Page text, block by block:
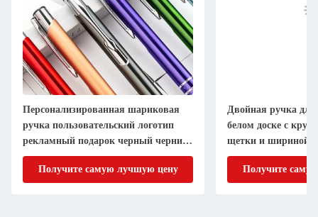
Персонализированная шариковая
ручка пользовательский логотип
рекламный подарок черный чернила
канцелярские принадлежности
Получите самую лучшую цену
Двойная ручка
белом доске с
щетки и шириной
Получите